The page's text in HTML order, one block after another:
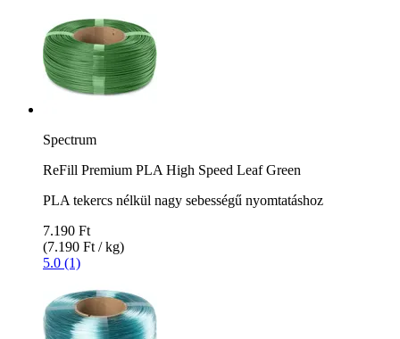
Spectrum
ReFill Premium PLA High Speed Leaf Green
PLA tekercs nélkül nagy sebességű nyomtatáshoz
7.190 Ft
(7.190 Ft / kg)
5.0 (1)